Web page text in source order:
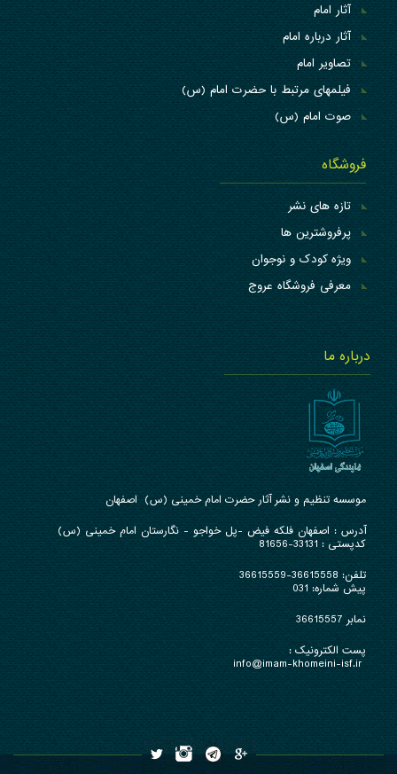
آثار امام
آثار درباره امام
تصاویر امام
فیلمهای مرتبط با حضرت امام (س)
صوت امام (س)
فروشگاه
تازه های نشر
پرفروشترین ها
ویژه کودک و نوجوان
معرفی فروشگاه عروج
درباره ما
موسسه تنظیم و نشر آثار حضرت امام خمینی (س) اصفهان
آدرس : اصفهان فلکه فیض -پل خواجو - نگارستان امام خمینی (س)
کدپستی : 33131-81656
تلفن: 36615558-36615559
پیش شماره: 031
نمابر 36615557
پست الکترونیک :